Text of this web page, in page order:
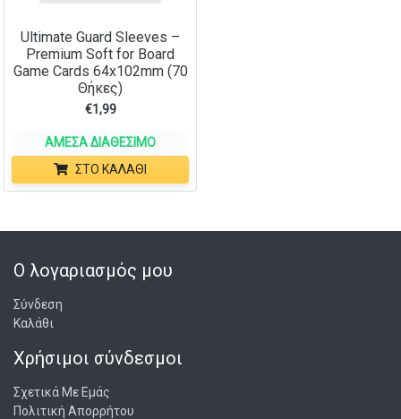
Ultimate Guard Sleeves –
Premium Soft for Board
Game Cards 64x102mm (70
Θήκες)
€1,99
ΆΜΕΣΑ ΔΙΑΘΈΣΙΜΟ
ΣΤΟ ΚΑΛΆΘΙ
Ο λογαριασμός μου
Σύνδεση
Καλάθι
Χρήσιμοι σύνδεσμοι
Σχετικά Με Εμάς
Πολιτική Απορρήτου